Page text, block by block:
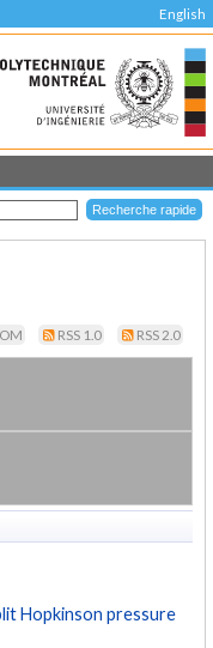
English
RSS 1.0 RSS 2.0
Hopkinson pressure